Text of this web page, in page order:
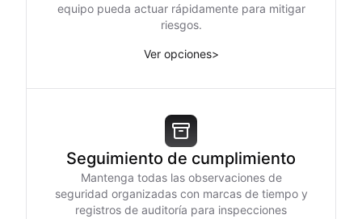
equipo pueda actuar rápidamente para mitigar
riesgos.
Ver opciones>
Seguimiento de cumplimiento
Mantenga todas las observaciones de
seguridad organizadas con marcas de tiempo y
registros de auditoría para inspecciones